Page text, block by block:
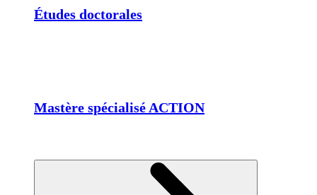
Études doctorales
Mastère spécialisé ACTION